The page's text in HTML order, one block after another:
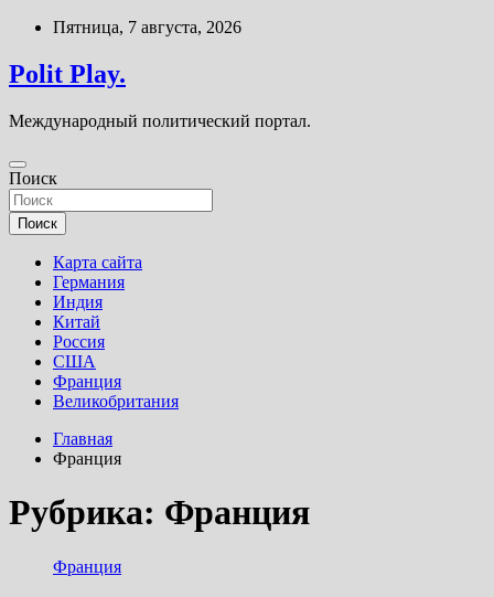
Перейти
содержимому
Пятница, 7 августа, 2026
Polit Play.
Международный политический портал.
Поиск
Поиск
Карта сайта
Германия
Индия
Китай
Россия
США
Франция
Великобритания
Главная
Франция
Рубрика: Франция
Франция